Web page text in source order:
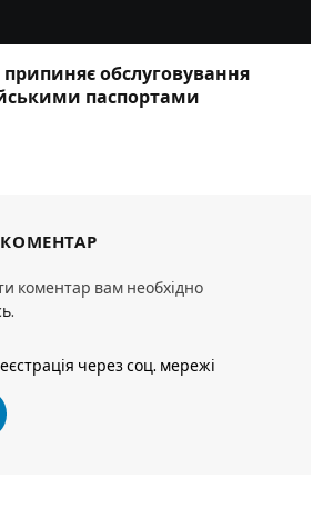
обслуговування
паспортами
коментар вам необхідно
.
через соц. мережі